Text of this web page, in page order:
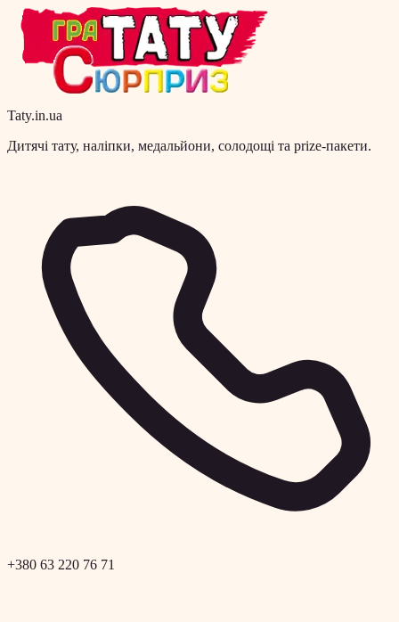
Taty.in.ua
Дитячі тату, наліпки, медальйони, солодощі та prize-пакети.
+380 63 220 76 71